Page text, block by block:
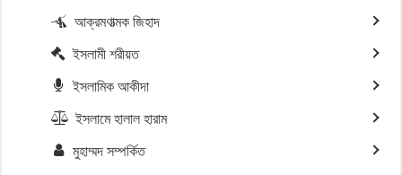
আক্রমণাত্মক জিহাদ
ইসলামী শরীয়ত
ইসলামিক আকীদা
ইসলামে হালাল হারাম
মুহাম্মদ সম্পর্কিত